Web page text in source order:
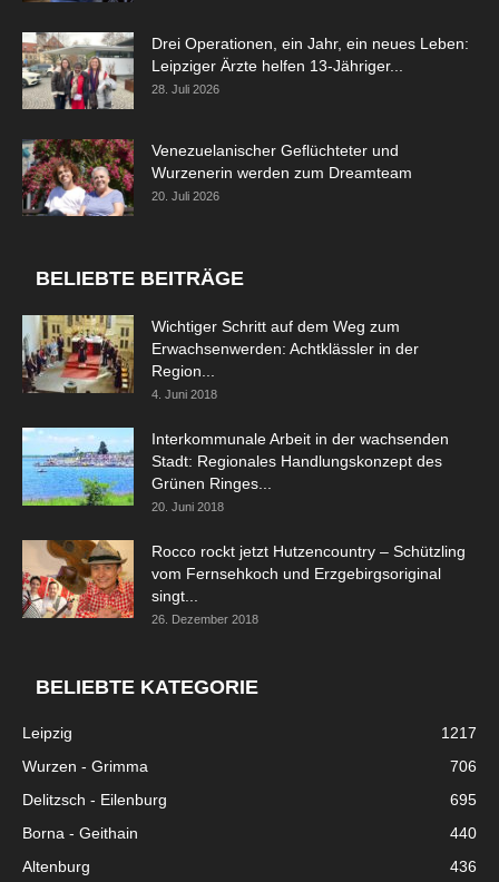
Drei Operationen, ein Jahr, ein neues Leben:
Leipziger Ärzte helfen 13-Jähriger...
28. Juli 2026
Venezuelanischer Geflüchteter und
Wurzenerin werden zum Dreamteam
20. Juli 2026
BELIEBTE BEITRÄGE
Wichtiger Schritt auf dem Weg zum
Erwachsenwerden: Achtklässler in der
Region...
4. Juni 2018
Interkommunale Arbeit in der wachsenden
Stadt: Regionales Handlungskonzept des
Grünen Ringes...
20. Juni 2018
Rocco rockt jetzt Hutzencountry – Schützling
vom Fernsehkoch und Erzgebirgsoriginal
singt...
26. Dezember 2018
BELIEBTE KATEGORIE
Leipzig
1217
Wurzen - Grimma
706
Delitzsch - Eilenburg
695
Borna - Geithain
440
Altenburg
436